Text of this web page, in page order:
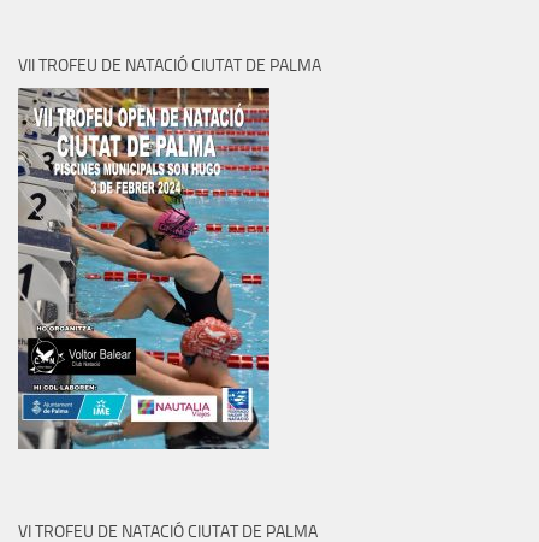
VII TROFEU DE NATACIÓ CIUTAT DE PALMA
VI TROFEU DE NATACIÓ CIUTAT DE PALMA